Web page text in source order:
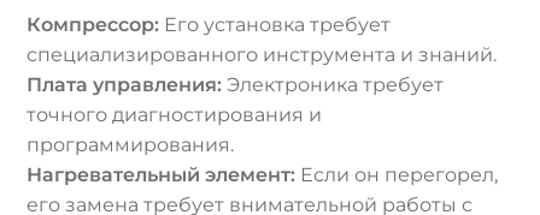
Компрессор: Его установка требует
специализированного инструмента и знаний.
Плата управления: Электроника требует
точного диагностирования и
программирования.
Нагревательный элемент: Если он перегорел,
его замена требует внимательной работы с